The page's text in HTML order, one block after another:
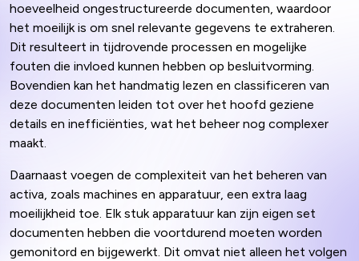
hoeveelheid ongestructureerde documenten, waardoor
het moeilijk is om snel relevante gegevens te extraheren.
Dit resulteert in tijdrovende processen en mogelijke
fouten die invloed kunnen hebben op besluitvorming.
Bovendien kan het handmatig lezen en classificeren van
deze documenten leiden tot over het hoofd geziene
details en inefficiënties, wat het beheer nog complexer
maakt.
Daarnaast voegen de complexiteit van het beheren van
activa, zoals machines en apparatuur, een extra laag
moeilijkheid toe. Elk stuk apparatuur kan zijn eigen set
documenten hebben die voortdurend moeten worden
gemonitord en bijgewerkt. Dit omvat niet alleen het volgen